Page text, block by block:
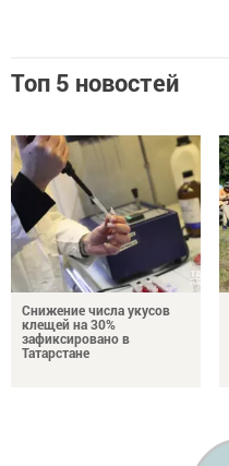
Топ 5 новостей
Снижение числа укусов
клещей на 30%
зафиксировано в
Татарстане